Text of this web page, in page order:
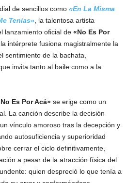
de sencillos como «En La Misma
Tenias» , la talentosa artista
lanzamiento oficial de «No Es Por
la intérprete fusiona magistralmente la
sentimiento de la bachata,
invita tanto al baile como a la
Es Por Acá» se erige como un
La canción describe la decisión
vínculo amoroso tras la decepción y
autosuficiencia y superioridad
cerrar el ciclo definitivamente,
a pesar de la atracción física del
quien despreció lo que tenía a